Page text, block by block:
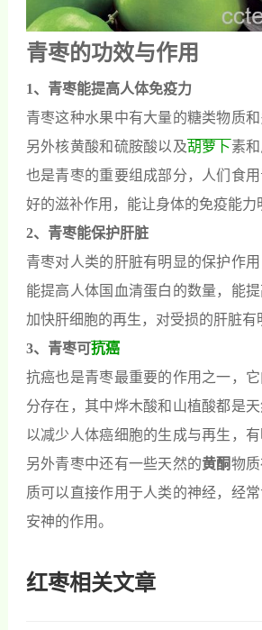
青枣的功效与作用
1、青枣能提高人体免疫力
青枣这种水果中有大量的糖类物质和
另外核黄酸和硫胺酸以及胡萝卜素
也是青枣的重要组成部分，人们食
好的滋补作用，能让身体的免疫能力
2、青枣能保护肝脏
青枣对人类的肝脏有明显的保护作
能提高人体国血清蛋白的数量，能
加快肝细胞的再生，对受损的肝脏有
3、青枣可抗癌
抗癌也是青枣最重要的作用之一，
分存在，其中烨木酸和山植酸都是
以减少人体癌细胞的生成与再生，有
另外青枣中还有一些天然的黄酮物
质可以直接作用于人类的神经，经
安神的作用。
红枣相关文章